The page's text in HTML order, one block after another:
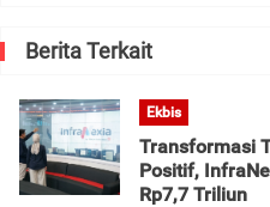
Berita Terkait
Ekbis
Transformasi
Positif,
Rp7,7 Triliun